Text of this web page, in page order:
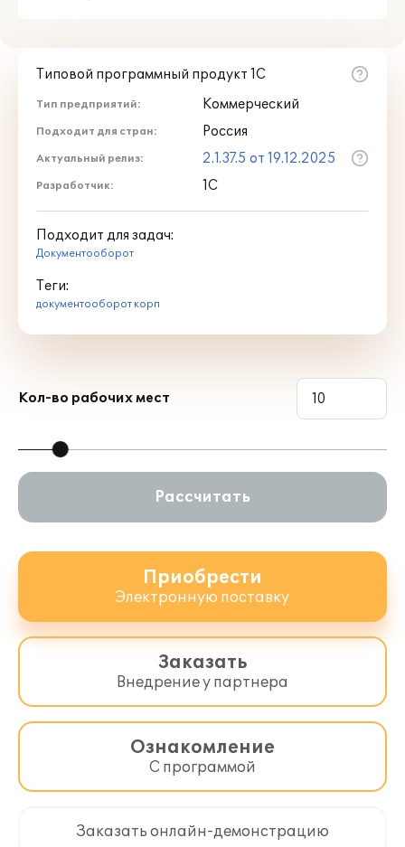
Типовой программный продукт 1С
Тип предприятий: Коммерческий
Подходит для стран: Россия
Актуальный релиз: 2.1.37.5 от 19.12.2025
Разработчик: 1С
Подходит для задач:
Документооборот
Теги:
документооборот корп
Кол-во рабочих мест
Рассчитать
Приобрести
Электронную поставку
Заказать
Внедрение у партнера
Ознакомление
С программой
Заказать онлайн-демонстрацию